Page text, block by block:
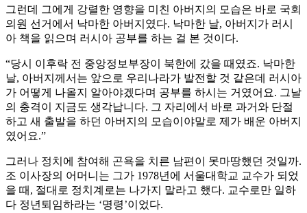
그런데 그에게 강렬한 영향을 미친 아버지의 모습은 바로 국회
의원 선거에서 낙마한 아버지였다. 낙마한 날, 아버지가 러시
아 책을 읽으며 러시아 공부를 하는 걸 본 것이다.
“당시 이후락 전 중앙정보부장이 북한에 갔을 때였죠. 낙마한
날, 아버지께서는 앞으로 우리나라가 발전할 것 같은데 러시아
가 어떻게 나올지 알아야겠다며 공부를 하시는 거였어요. 그날
의 충격이 지금도 생각납니다. 그 자리에서 바로 과거와 단절
하고 새 출발을 하던 아버지의 모습이야말로 제가 배운 아버지
였어요.”
그러나 정치에 참여해 곤욕을 치른 남편이 못마땅했던 것일까.
조 이사장의 어머니는 그가 1978년에 서울대학교 교수가 되었
을 때, 절대로 정치계로는 나가지 말라고 했다. 교수로만 일하
다 정년퇴임하라는 ‘명령’이었다.